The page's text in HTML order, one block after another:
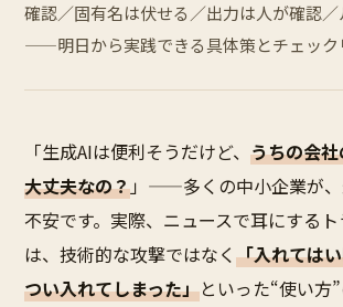
確認／固有名は伏せる／出力は人が確認
——明日から実践できる具体策とチェック
「生成AIは便利そうだけど、 うちの会
大丈夫なの？」——多くの中小企業が、
不安です。実際、ニュースで耳にする
は、技術的な攻撃ではなく「入れては
つい入れてしまった」といった“使い方